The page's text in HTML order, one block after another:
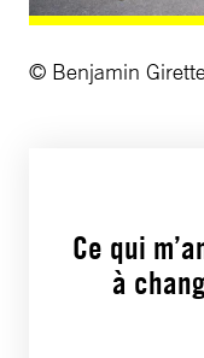
© Benjamin
Ce qui
à